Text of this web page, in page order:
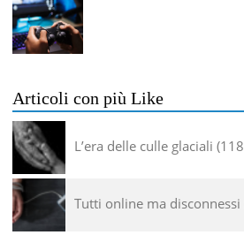
Articoli con più Like
L’era delle culle glaciali 118
Tutti online ma disconnessi